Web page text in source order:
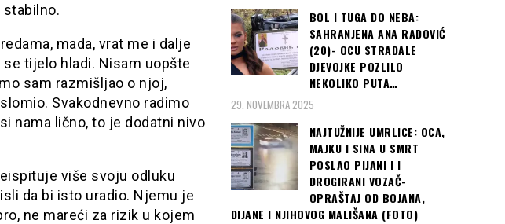
mada, vrat me i dalje
tijelo hladi. Nisam uopšte
sam razmišljao o njoj,
Svakodnevno radimo
nama lično, to je dodatni nivo
više svoju odluku
da bi isto uradio. Njemu je
ne mareći za rizik u kojem
BOL I TUGA DO NEBA:
SAHRANJENA ANA RADOVIĆ
(20)- OCU STRADALE
DJEVOJKE POZLILO
NEKOLIKO PUTA…
29. NOVEMBRA 2025
NAJTUŽNIJE UMRLICE: OCA,
MAJKU I SINA U SMRT
POSLAO PIJANI I I
DROGIRANI VOZAČ-
OPRAŠTAJ OD BOJANA,
DIJANE I NJIHOVOG MALIŠANA (FOTO)